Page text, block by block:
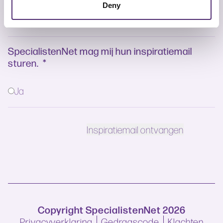
Deny
SpecialistenNet mag mij hun inspiratiemail
sturen. *
Ja
Copyright SpecialistenNet 2026